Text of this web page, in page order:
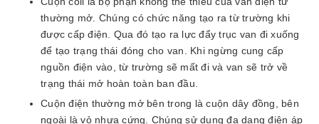
thường mở. Chúng có chức năng tạo ra từ trường khi
được cấp điện. Qua đó tạo ra lực đẩy trục van đi xuống
để tạo trạng thái đóng cho van. Khi ngừng cung cấp
nguồn điện vào, từ trường sẽ mất đi và van sẽ trở về
trạng thái mở hoàn toàn ban đầu.
Cuộn điện thường mở bên trong là cuộn dây đồng, bên
ngoài là vỏ nhựa cứng. Chúng sử dụng đa dạng điện áp